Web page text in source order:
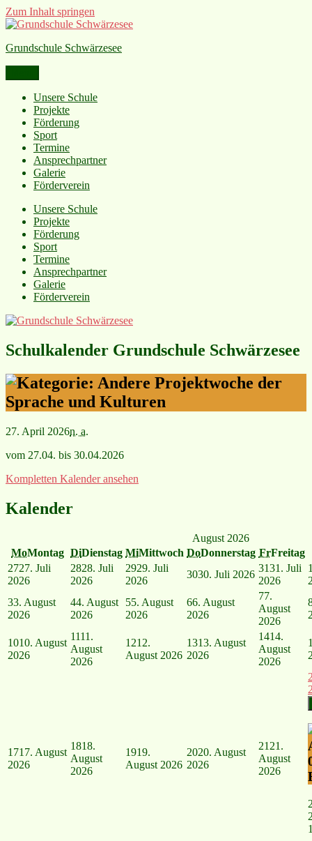
Zum Inhalt springen
Grundschule Schwärzesee
Unsere Schule
Projekte
Förderung
Sport
Termine
Ansprechpartner
Galerie
Förderverein
Unsere Schule
Projekte
Förderung
Sport
Termine
Ansprechpartner
Galerie
Förderverein
Schulkalender Grundschule Schwärzesee
Projektwoche der
Sprache und Kulturen
27. April 2026n. a.
vom 27.04. bis 30.04.2026
Kompletten Kalender ansehen
Kalender
August 2026
MoMontag DiDienstag MiMittwoch DoDonnerstag FrFreitag
2727. Juli
2026
2828. Juli
2026
2929. Juli
2026
3030. Juli 2026
3131. Juli
2026
1
33. August
2026
44. August
2026
55. August
2026
66. August
2026
77.
August
2026
1010. August
2026
1111.
August
2026
1212.
August 2026
1313. August
2026
1414.
August
2026
1717. August
2026
1818.
August
2026
1919.
August 2026
2020. August
2026
21 21.
August
2026